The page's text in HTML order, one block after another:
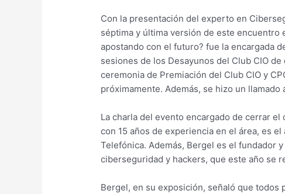
Con la presentación del experto en
séptima y última versión de este encuentro
apostando con el futuro? fue la encargada
sesiones de los Desayunos del Club CIO
ceremonia de Premiación del Club CIO y
próximamente. Además, se hizo un
La charla del evento encargado de cerrar
con 15 años de experiencia en el área, es
Telefónica. Además, Bergel es el fundador
ciberseguridad y hackers, que este año se
Bergel, en su exposición, señaló que